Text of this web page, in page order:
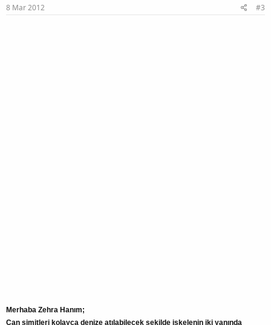
8 Mar 2012 #3
Merhaba Zehra Hanım;
Can simitleri kolayca denize atılabilecek şekilde iskelenin iki yanında